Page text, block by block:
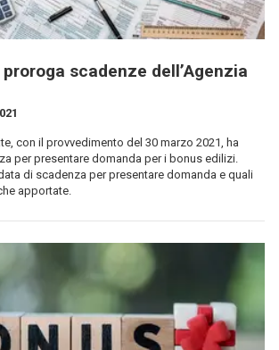
scadenze dell’Agenzia
con il provvedimento del 30 marzo 2021, ha
per presentare domanda per i bonus edilizi.
di scadenza per presentare domanda e quali
apportate.